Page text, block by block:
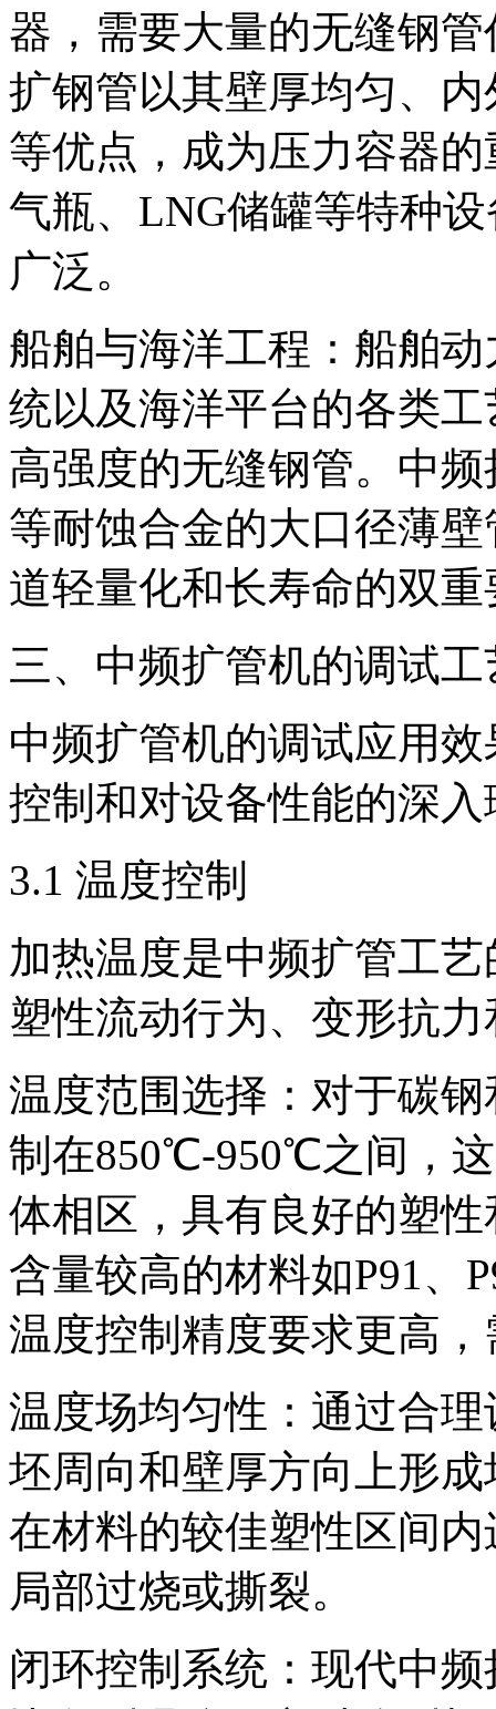
器，需要大量的无缝钢
扩钢管以其壁厚均匀、
等优点，成为压力容器
气瓶、LNG储罐等特种
广泛。
船舶与海洋工程：船舶
统以及海洋平台的各类
高强度的无缝钢管。中
等耐蚀合金的大口径薄
道轻量化和长寿命的双重
三、中频扩管机的调试
中频扩管机的调试应用
控制和对设备性能的深入
3.1 温度控制
加热温度是中频扩管工
塑性流动行为、变形抗
温度范围选择：对于碳
制在850℃-950℃之间，
体相区，具有良好的塑
含量较高的材料如P91、
温度控制精度要求更高
温度场均匀性：通过合
坯周向和壁厚方向上形
在材料的较佳塑性区间
局部过烧或撕裂。
闭环控制系统：现代中